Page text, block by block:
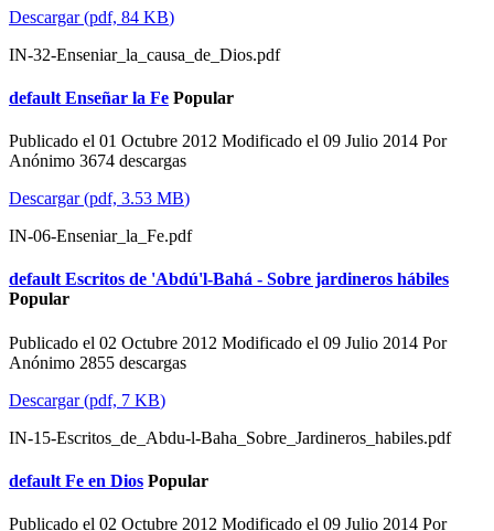
Descargar(pdf, 84 KB)
IN-32-Enseniar_la_causa_de_Dios.pdf
default Enseñar la Fe Popular
Publicado el 01 Octubre 2012 Modificado el 09 Julio 2014 Por
Anónimo 3674 descargas
Descargar(pdf, 3.53 MB)
IN-06-Enseniar_la_Fe.pdf
default Escritos de 'Abdú'l-Bahá - Sobre jardineros hábiles
Popular
Publicado el 02 Octubre 2012 Modificado el 09 Julio 2014 Por
Anónimo 2855 descargas
Descargar(pdf, 7 KB)
IN-15-Escritos_de_Abdu-l-Baha_Sobre_Jardineros_habiles.pdf
default Fe en Dios Popular
Publicado el 02 Octubre 2012 Modificado el 09 Julio 2014 Por